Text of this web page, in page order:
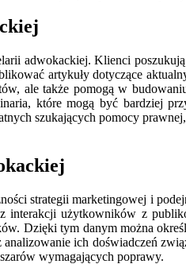
adwokackiej. Klienci
artykuły dotyczące
ale także pomogą w
które mogą być bardziej
szukających pomocy
strategii marketingowej i
użytkowników z
Dzięki tym danym można
ich doświadczeń
wymagających poprawy.